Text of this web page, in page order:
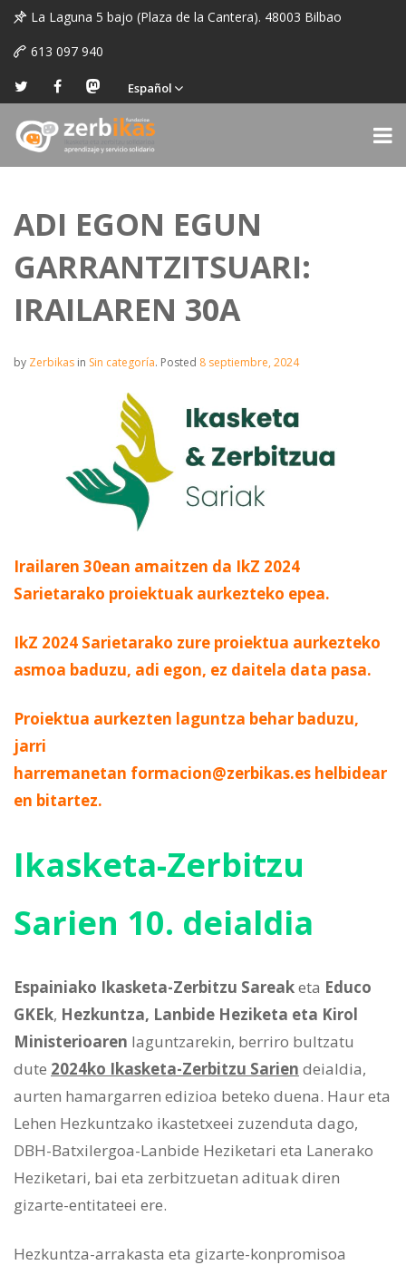
La Laguna 5 bajo (Plaza de la Cantera). 48003 Bilbao
613 097 940
Español
ADI EGON EGUN
GARRANTZITSUARI:
IRAILAREN 30A
by Zerbikas in Sin categoría. Posted 8 septiembre, 2024
Irailaren 30ean amaitzen da IkZ 2024
Sarietarako proiektuak aurkezteko epea.
IkZ 2024 Sarietarako zure proiektua aurkezteko
asmoa baduzu, adi egon, ez daitela data pasa.
Proiektua aurkezten laguntza behar baduzu,
jarri
harremanetan formacion@zerbikas.es helbidear
en bitartez.
Ikasketa-Zerbitzu
Sarien 10. deialdia
Espainiako Ikasketa-Zerbitzu Sareaketa Educo
GKEk, Hezkuntza, Lanbide Heziketa eta Kirol
Ministerioaren laguntzarekin, berriro bultzatu
dute 2024ko Ikasketa-Zerbitzu Sarien deialdia,
aurten hamargarren edizioa beteko duena. Haur eta
Lehen Hezkuntzako ikastetxeei zuzenduta dago,
DBH-Batxilergoa-Lanbide Heziketari eta Lanerako
Heziketari, bai eta zerbitzuetan adituak diren
gizarte-entitateei ere.
Hezkuntza-arrakasta eta gizarte-konpromisoa